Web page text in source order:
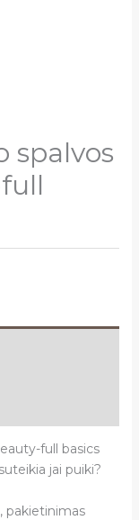
spalvos
full basics
jai puiki?
pakietinimas